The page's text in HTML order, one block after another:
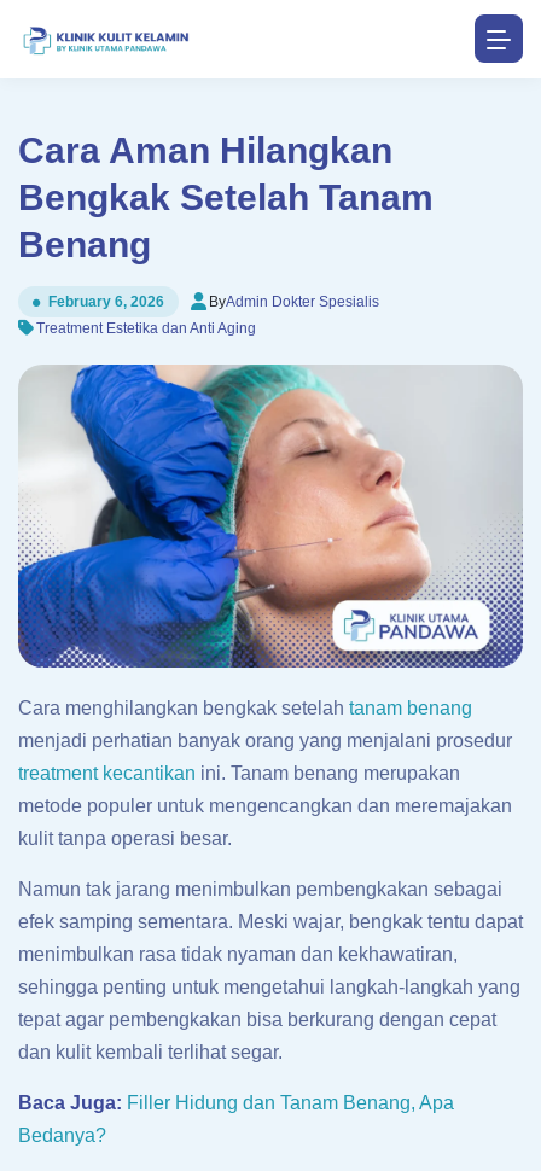
Cara Aman Hilangkan
Bengkak Setelah Tanam
Benang
February 6, 2026 ByAdmin Dokter Spesialis
Treatment Estetika dan Anti Aging
Cara menghilangkan bengkak setelah tanam benang
menjadi perhatian banyak orang yang menjalani prosedur
treatment kecantikan ini. Tanam benang merupakan
metode populer untuk mengencangkan dan meremajakan
kulit tanpa operasi besar.
Namun tak jarang menimbulkan pembengkakan sebagai
efek samping sementara. Meski wajar, bengkak tentu dapat
menimbulkan rasa tidak nyaman dan kekhawatiran,
sehingga penting untuk mengetahui langkah-langkah yang
tepat agar pembengkakan bisa berkurang dengan cepat
dan kulit kembali terlihat segar.
Baca Juga: Filler Hidung dan Tanam Benang, Apa
Bedanya?